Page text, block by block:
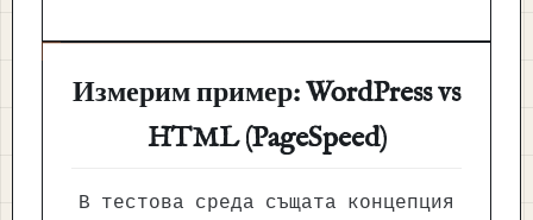
Измерим пример: WordPress vs
HTML (PageSpeed)
В тестова среда същата концепция